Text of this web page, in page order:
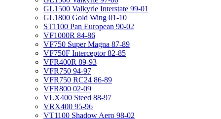
GL1500 Valkyrie Interstate 99-01
GL1800 Gold Wing 01-10
ST1100 Pan European 90-02
VF1000R 84-86
VF750 Super Magna 87-89
VF750F Interceptor 82-85
VFR400R 89-93
VFR750 94-97
VFR750 RC24 86-89
VFR800 02-09
VLX400 Steed 88-97
VRX400 95-96
VT1100 Shadow Aero 98-02